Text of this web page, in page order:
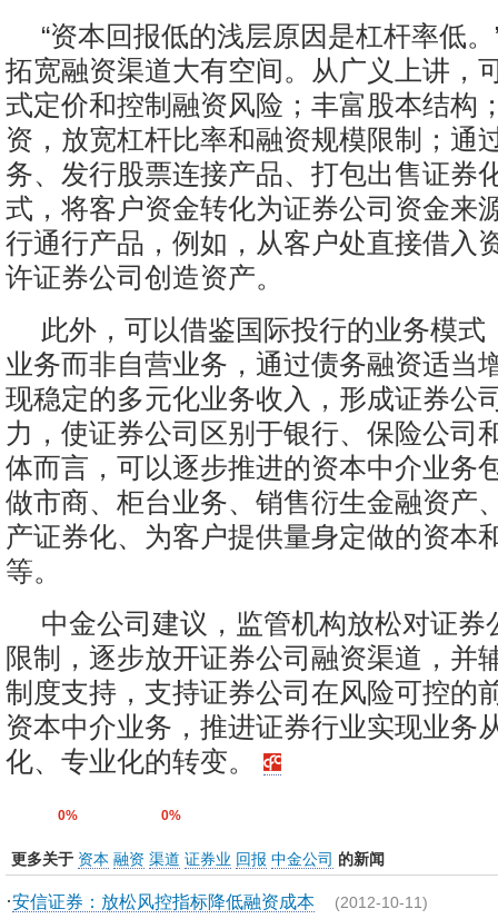
“资本回报低的浅层原因是杠杆率低
拓宽融资渠道大有空间。从广义上讲，
式定价和控制融资风险；丰富股本结构
资，放宽杠杆比率和融资规模限制；通
务、发行股票连接产品、打包出售证券
式，将客户资金转化为证券公司资金来
行通行产品，例如，从客户处直接借入
许证券公司创造资产。
此外，可以借鉴国际投行的业务模式
业务而非自营业务，通过债务融资适当
现稳定的多元化业务收入，形成证券公
力，使证券公司区别于银行、保险公司
体而言，可以逐步推进的资本中介业务
做市商、柜台业务、销售衍生金融资产
产证券化、为客户提供量身定做的资本
等。
中金公司建议，监管机构放松对证券
限制，逐步放开证券公司融资渠道，并
制度支持，支持证券公司在风险可控的
资本中介业务，推进证券行业实现业务
化、专业化的转变。
0% 0%
更多关于 资本 融资 渠道 证券业 回报 中金公司 的新闻
·安信证券：放松风控指标降低融资成本 (2012-10-11)